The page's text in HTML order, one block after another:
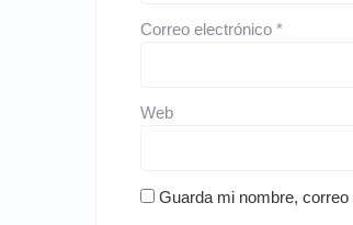
Correo electrónico *
Web
Guarda mi nombre,